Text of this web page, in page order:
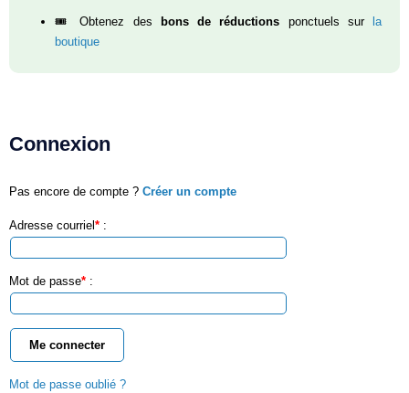
🎟️ Obtenez des bons de réductions ponctuels sur
la
boutique
Connexion
Pas encore de compte ? Créer un compte
Adresse courriel * :
Mot de passe* :
Me connecter
Mot de passe oublié ?